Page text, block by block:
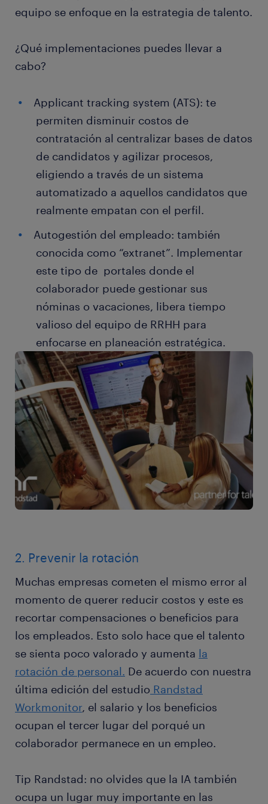
equipo se enfoque en la estrategia de talento.
¿Qué implementaciones puedes llevar a
cabo?
Applicant tracking system (ATS): te
permiten disminuir costos de
contratación al centralizar bases de datos
de candidatos y agilizar procesos,
eligiendo a través de un sistema
automatizado a aquellos candidatos que
realmente empatan con el perfil.
Autogestión del empleado: también
conocida como “extranet”. Implementar
este tipo de portales donde el
colaborador puede gestionar sus
nóminas o vacaciones, libera tiempo
valioso del equipo de RRHH para
enfocarse en planeación estratégica.
2. Prevenir la rotación
Muchas empresas cometen el mismo error al
momento de querer reducir costos y este es
recortar compensaciones o beneficios para
los empleados. Esto solo hace que el talento
se sienta poco valorado y aumenta la
rotación de personal. De acuerdo con nuestra
última edición del estudio Randstad
Workmonitor, el salario y los beneficios
ocupan el tercer lugar del porqué un
colaborador permanece en un empleo.
Tip Randstad: no olvides que la IA también
ocupa un lugar muy importante en las